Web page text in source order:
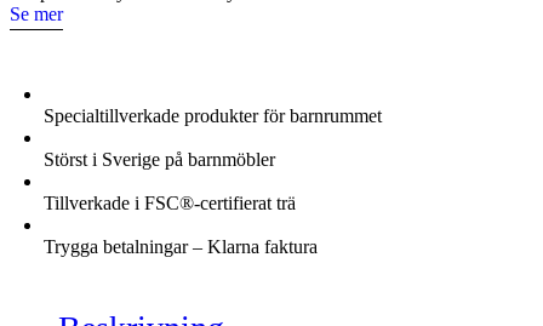
Se mer
Specialtillverkade produkter för barnrummet
Störst i Sverige på barnmöbler
Tillverkade i FSC®-certifierat trä
Trygga betalningar – Klarna faktura